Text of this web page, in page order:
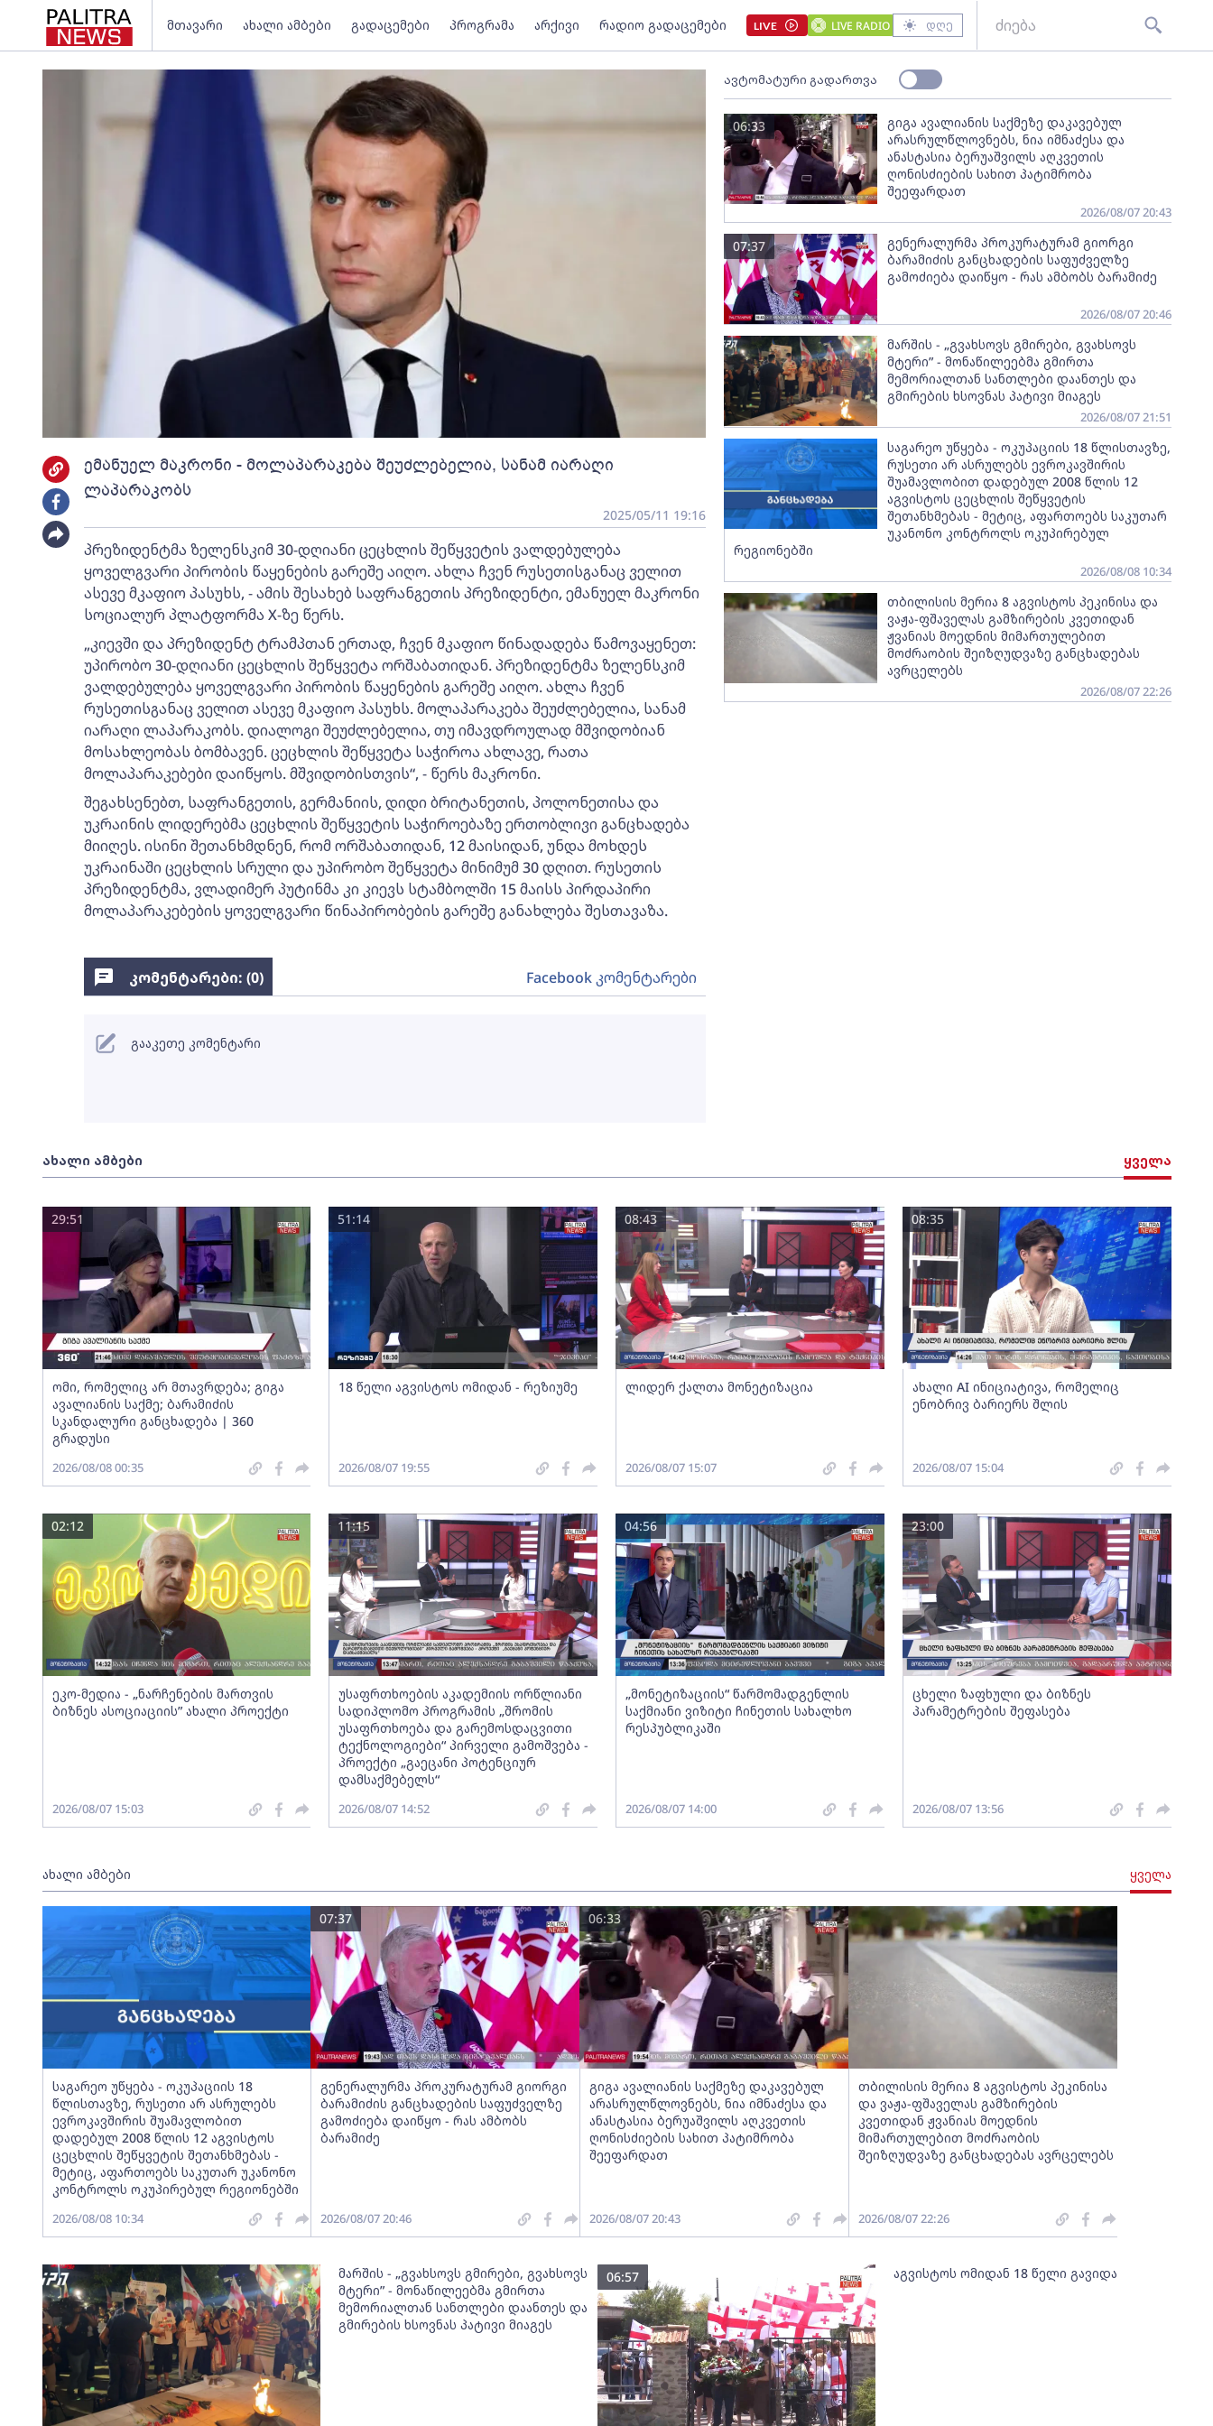
მთავარი ახალი ამბები გადაცემები პროგრამა არქივი რადიო გადაცემები LIVE LIVE RADIO დღე
ემანუელ მაკრონი - მოლაპარაკება შეუძლებელია, სანამ იარაღი
ლაპარაკობს
2025/05/11 19:16
პრეზიდენტმა ზელენსკიმ 30-დღიანი ცეცხლის შეწყვეტის ვალდებულება
ყოველგვარი პირობის წაყენების გარეშე აიღო. ახლა ჩვენ რუსეთისგანაც ველით
ასევე მკაფიო პასუხს, - ამის შესახებ საფრანგეთის პრეზიდენტი, ემანუელ მაკრონი
სოციალურ პლატფორმა X-ზე წერს.
„კიევში და პრეზიდენტ ტრამპთან ერთად, ჩვენ მკაფიო წინადადება წამოვაყენეთ:
უპირობო 30-დღიანი ცეცხლის შეწყვეტა ორშაბათიდან. პრეზიდენტმა ზელენსკიმ
ვალდებულება ყოველგვარი პირობის წაყენების გარეშე აიღო. ახლა ჩვენ
რუსეთისგანაც ველით ასევე მკაფიო პასუხს. მოლაპარაკება შეუძლებელია, სანამ
იარაღი ლაპარაკობს. დიალოგი შეუძლებელია, თუ იმავდროულად მშვიდობიან
მოსახლეობას ბომბავენ. ცეცხლის შეწყვეტა საჭიროა ახლავე, რათა
მოლაპარაკებები დაიწყოს. მშვიდობისთვის“, - წერს მაკრონი.
შეგახსენებთ, საფრანგეთის, გერმანიის, დიდი ბრიტანეთის, პოლონეთისა და
უკრაინის ლიდერებმა ცეცხლის შეწყვეტის საჭიროებაზე ერთობლივი განცხადება
მიიღეს. ისინი შეთანხმდნენ, რომ ორშაბათიდან, 12 მაისიდან, უნდა მოხდეს
უკრაინაში ცეცხლის სრული და უპირობო შეწყვეტა მინიმუმ 30 დღით. რუსეთის
პრეზიდენტმა, ვლადიმერ პუტინმა კი კიევს სტამბოლში 15 მაისს პირდაპირი
მოლაპარაკებების ყოველგვარი წინაპირობების გარეშე განახლება შესთავაზა.
ავტომატური გადართვა
გიგა ავალიანის საქმეზე დაკავებულ
არასრულწლოვნებს, ნია იმნაძესა და
ანასტასია ბერუაშვილს აღკვეთის
ღონისძიების სახით პატიმრობა
შეეფარდათ
06:33
2026/08/07 20:43
გენერალურმა პროკურატურამ გიორგი
ბარამიძის განცხადების საფუძველზე
გამოძიება დაიწყო - რას ამბობს ბარამიძე
07:37
2026/08/07 20:46
მარშის - „გვახსოვს გმირები, გვახსოვს
მტერი” - მონაწილეებმა გმირთა
მემორიალთან სანთლები დაანთეს და
გმირების ხსოვნას პატივი მიაგეს
2026/08/07 21:51
საგარეო უწყება - ოკუპაციის 18 წლისთავზე,
რუსეთი არ ასრულებს ევროკავშირის
შუამავლობით დადებულ 2008 წლის 12
აგვისტოს ცეცხლის შეწყვეტის
შეთანხმებას - მეტიც, აფართოებს საკუთარ
უკანონო კონტროლს ოკუპირებულ
რეგიონებში
2026/08/08 10:34
თბილისის მერია 8 აგვისტოს პეკინისა და
ვაჟა-ფშაველას გამზირების კვეთიდან
ჟვანიას მოედნის მიმართულებით
მოძრაობის შეიზღუდვაზე განცხადებას
ავრცელებს
2026/08/07 22:26
ახალი ამბები ყველა
ომი, რომელიც არ მთავრდება; გიგა
ავალიანის საქმე; ბარამიძის
სკანდალური განცხადება | 360
გრადუსი
29:51
2026/08/08 00:35
18 წელი აგვისტოს ომიდან - რეზიუმე
51:14
2026/08/07 19:55
ლიდერ ქალთა მონეტიზაცია
08:43
2026/08/07 15:07
ახალი AI ინიციატივა, რომელიც
ენობრივ ბარიერს შლის
08:35
2026/08/07 15:04
ეკო-მედია - „ნარჩენების მართვის
ბიზნეს ასოციაციის” ახალი პროექტი
02:12
2026/08/07 15:03
უსაფრთხოების აკადემიის ორწლიანი
სადიპლომო პროგრამის „შრომის
უსაფრთხოება და გარემოსდაცვითი
ტექნოლოგიები“ პირველი გამოშვება -
პროექტი „გაეცანი პოტენციურ
დამსაქმებელს“
11:15
2026/08/07 14:52
„მონეტიზაციის“ წარმომადგენლის
საქმიანი ვიზიტი ჩინეთის სახალხო
რესპუბლიკაში
04:56
2026/08/07 14:00
ცხელი ზაფხული და ბიზნეს
პარამეტრების შეფასება
23:00
2026/08/07 13:56
ახალი ამბები ყველა
საგარეო უწყება - ოკუპაციის 18
წლისთავზე, რუსეთი არ ასრულებს
ევროკავშირის შუამავლობით
დადებულ 2008 წლის 12 აგვისტოს
ცეცხლის შეწყვეტის შეთანხმებას -
მეტიც, აფართოებს საკუთარ უკანონო
კონტროლს ოკუპირებულ რეგიონებში
2026/08/08 10:34
გენერალურმა პროკურატურამ გიორგი
ბარამიძის განცხადების საფუძველზე
გამოძიება დაიწყო - რას ამბობს
ბარამიძე
07:37
2026/08/07 20:46
გიგა ავალიანის საქმეზე დაკავებულ
არასრულწლოვნებს, ნია იმნაძესა და
ანასტასია ბერუაშვილს აღკვეთის
ღონისძიების სახით პატიმრობა
შეეფარდათ
06:33
2026/08/07 20:43
თბილისის მერია 8 აგვისტოს პეკინისა
და ვაჟა-ფშაველას გამზირების
კვეთიდან ჟვანიას მოედნის
მიმართულებით მოძრაობის
შეიზღუდვაზე განცხადებას ავრცელებს
2026/08/07 22:26
მარშის - „გვახსოვს გმირები, გვახსოვს
მტერი” - მონაწილეებმა გმირთა
მემორიალთან სანთლები დაანთეს და
გმირების ხსოვნას პატივი მიაგეს
აგვისტოს ომიდან 18 წელი გავიდა
06:57
კომენტარები: (0) Facebook კომენტარები
გააკეთე კომენტარი